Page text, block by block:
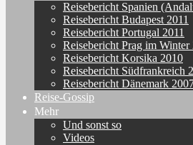
Reisebericht Spanien
Reisebericht Budapest 2011
Reisebericht Portugal 2011
Reisebericht Prag im Winter
Reisebericht Korsika 2010
Reisebericht Südfrankreich
Reisebericht Dänemark
Reise-Gossip
Mehr
Und sonst so
Videos